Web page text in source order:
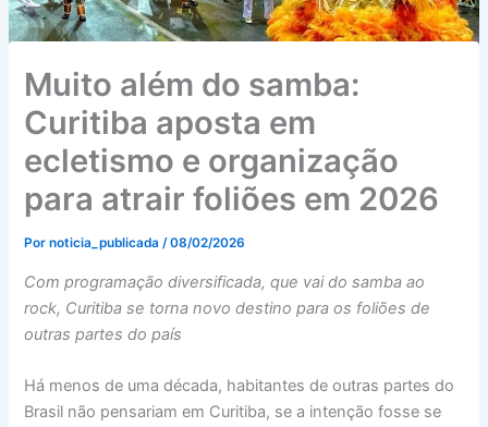
Muito além do samba:
Curitiba aposta em
ecletismo e organização
para atrair foliões em 2026
Pornoticia_publicada/08/02/2026
Com programação diversificada, que vai do samba ao
rock, Curitiba se torna novo destino para os foliões de
outras partes do país
Há menos de uma década, habitantes de outras partes do
Brasil não pensariam em Curitiba, se a intenção fosse se